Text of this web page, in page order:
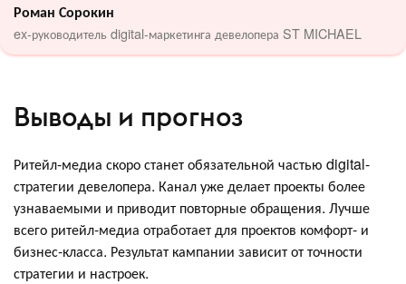
Роман Сорокин
ex-руководитель digital-маркетинга девелопера ST MICHAEL
Выводы и прогноз
Ритейл-медиа скоро станет обязательной частью digital-
стратегии девелопера. Канал уже делает проекты более
узнаваемыми и приводит повторные обращения. Лучше
всего ритейл-медиа отработает для проектов комфорт- и
бизнес-класса. Результат кампании зависит от точности
стратегии и настроек.